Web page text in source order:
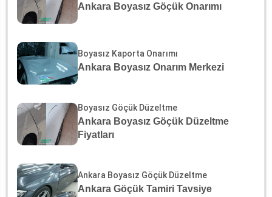
Ankara Boyasız Göçük Onarımı
Boyasız Kaporta Onarımı
Ankara Boyasız Onarım Merkezi
Boyasız Göçük Düzeltme
Ankara Boyasız Göçük Düzeltme
Fiyatları
Ankara Boyasız Göçük Düzeltme
Ankara Göçük Tamiri Tavsiye